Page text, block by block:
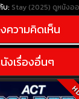
บ: Stay (2025) ดูหนังอ
ความคิดเห็น
งเรื่องอื่นๆ